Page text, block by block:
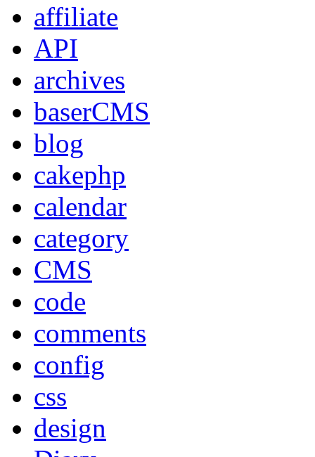
affiliate
API
archives
baserCMS
blog
cakephp
calendar
category
CMS
code
comments
config
css
design